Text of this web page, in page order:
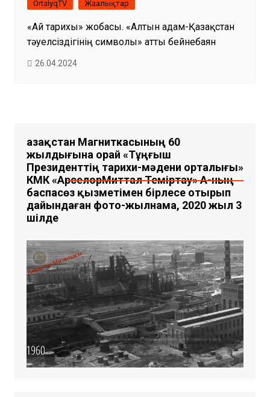
OrtalyqTV Жаңалықтар
«Ай тарихы» жобасы. «Алтын адам-Қазақстан
тәуелсіздігінің символы» атты бейнебаян
26.04.2024
Қазақстан Магниткасының 60
жылдығына орай «Тұңғыш
Президенттің тарихи-мәдени орталығы»
КМҚК «АрселорМиттал Теміртау» АҚ-ның
баспасөз қызметімен бірлесе отырып
дайындаған фото-жылнама, 2020 жыл 3
шілде